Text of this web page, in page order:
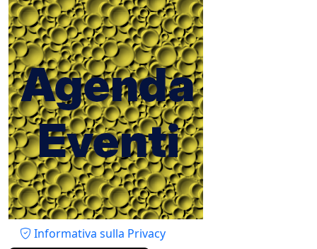
Piè di pagina
Informativa sulla Privacy